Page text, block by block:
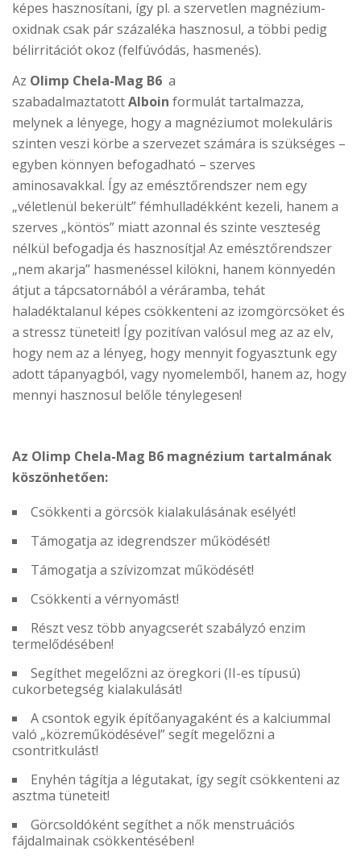
képes hasznosítani, így pl. a szervetlen magnézium-
oxidnak csak pár százaléka hasznosul, a többi pedig
bélirritációt okoz (felfúvódás, hasmenés).
Az Olimp Chela-Mag B6 a
szabadalmaztatottAlboin formulát tartalmazza,
melynek a lényege, hogy a magnéziumot molekuláris
szinten veszi körbe a szervezet számára is szükséges –
egyben könnyen befogadható – szerves
aminosavakkal. Így az emésztőrendszer nem egy
„véletlenül bekerült” fémhulladékként kezeli, hanem a
szerves „köntös” miatt azonnal és szinte veszteség
nélkül befogadja és hasznosítja! Az emésztőrendszer
„nem akarja” hasmenéssel kilökni, hanem könnyedén
átjut a tápcsatornából a véráramba, tehát
haladéktalanul képes csökkenteni az izomgörcsöket és
a stressz tüneteit! Így pozitívan valósul meg az az elv,
hogy nem az a lényeg, hogy mennyit fogyasztunk egy
adott tápanyagból, vagy nyomelemből, hanem az, hogy
mennyi hasznosul belőle ténylegesen!
Az Olimp Chela-Mag B6 magnézium tartalmának
köszönhetően:
Csökkenti a görcsök kialakulásának esélyét!
Támogatja az idegrendszer működését!
Támogatja a szívizomzat működését!
Csökkenti a vérnyomást!
Részt vesz több anyagcserét szabályzó enzim
termelődésében!
Segíthet megelőzni az öregkori (II-es típusú)
cukorbetegség kialakulását!
A csontok egyik építőanyagaként és a kalciummal
való „közreműködésével” segít megelőzni a
csontritkulást!
Enyhén tágítja a légutakat, így segít csökkenteni az
asztma tüneteit!
Görcsoldóként segíthet a nők menstruációs
fájdalmainak csökkentésében!